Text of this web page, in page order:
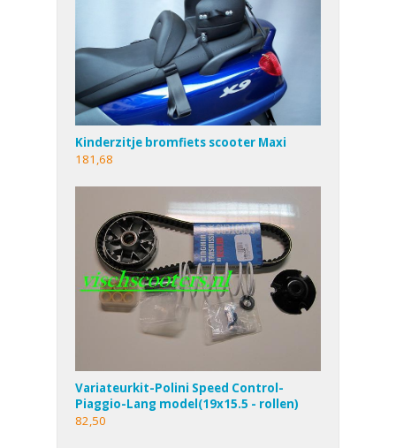
Kinderzitje bromfiets scooter Maxi
181,68
Variateurkit-Polini Speed Control-
Piaggio-Lang model(19x15.5 - rollen)
82,50